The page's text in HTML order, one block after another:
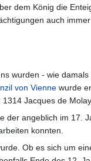
dem König die
auch
wurden - wie
von Vienne wurde
Jacques de
angeblich im 17.
konnten.
Ob es sich um